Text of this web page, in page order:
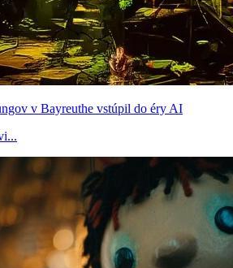
v Bayreuthe vstúpil do éry AI